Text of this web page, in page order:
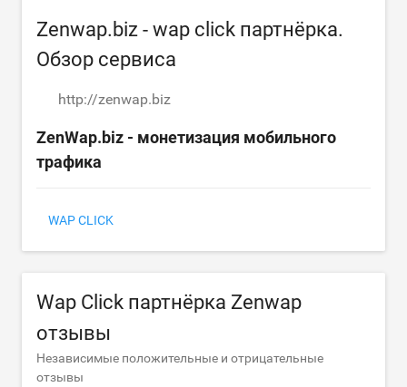
Zenwap.biz - wap click партнёрка.
Обзор сервиса
http://zenwap.biz
ZenWap.biz - монетизация мобильного
трафика
WAP CLICK
Wap Click партнёрка Zenwap
отзывы
Независимые положительные и отрицательные
отзывы